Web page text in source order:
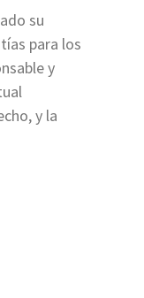
su
para los
y
y la